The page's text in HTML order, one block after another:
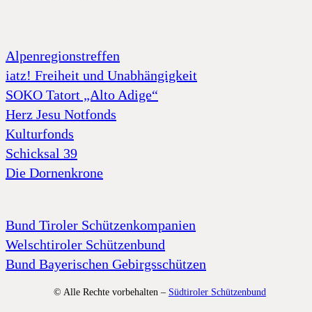
Alpenregionstreffen
iatz! Freiheit und Unabhängigkeit
SOKO Tatort „Alto Adige“
Herz Jesu Notfonds
Kulturfonds
Schicksal 39
Die Dornenkrone
Bund Tiroler Schützenkompanien
Welschtiroler Schützenbund
Bund Bayerischen Gebirgsschützen
© Alle Rechte vorbehalten – Südtiroler Schützenbund